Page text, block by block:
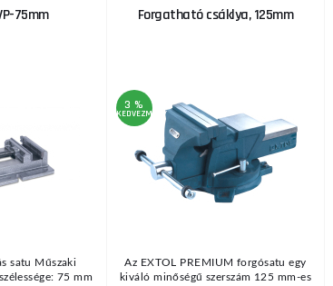
75mm
satu Műszaki
75 mm
Forgatható csáklya, 125mm
3 %
KEDVEZMÉNY
Az EXTOL PREMIUM forgósatu egy
kiváló minőségű szerszám 125 mm-es